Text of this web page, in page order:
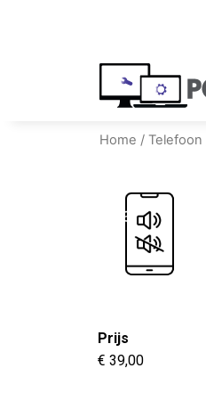
Home / Telefoon
Prijs
€ 39,00